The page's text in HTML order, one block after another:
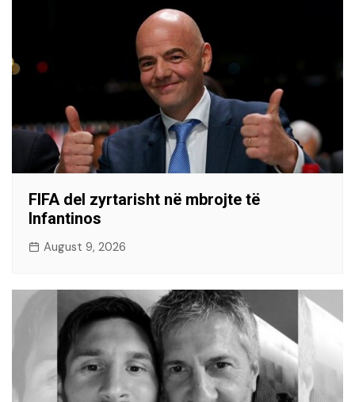
FIFA del zyrtarisht në mbrojte të
Infantinos
August 9, 2026